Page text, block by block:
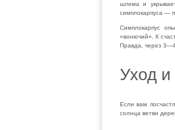
шлема и
симплокарпуса —
Симплокарпус
«вонючий». К
Правда, через
Уход и
Если вам
солнца ветви